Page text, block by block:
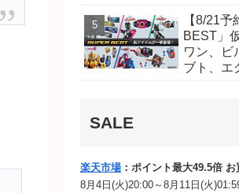
(エタニ
ダーエモ
特典付き
【8/21
BEST」
ワン、ビ
ブト、エ
SALE
楽天市場 ：ポイント最大49.5倍
8月4日(火)20:00～8月11日(火